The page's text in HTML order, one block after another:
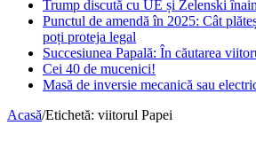
Trump discută cu UE și Zelenski
Punctul de amendă în 2025: Cât
poți proteja legal
Succesiunea Papală: În căutarea
Cei 40 de mucenici!
Masă de inversie mecanică sau
Acasă/Etichetă: viitorul Papei